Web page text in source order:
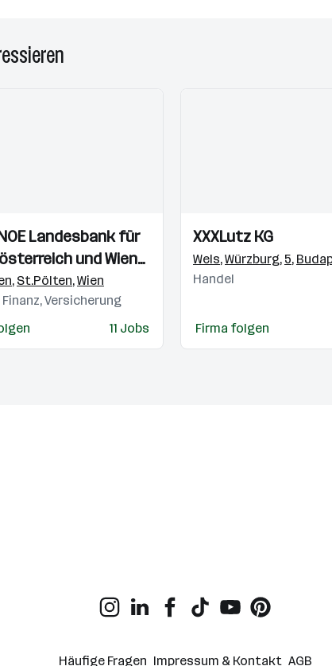
Landesbank für
und Wien
, St.Pölten,Wien
Finanz, Versicherung
11 Jobs
Videos
Einblicke
Einblicke
XXXLutz KG
Wels,Würzburg, 5,
Handel
Firma folgen
Häufige Fragen Impressum & Kontakt AGB